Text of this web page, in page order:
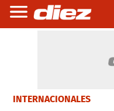
INTERNACIONALES